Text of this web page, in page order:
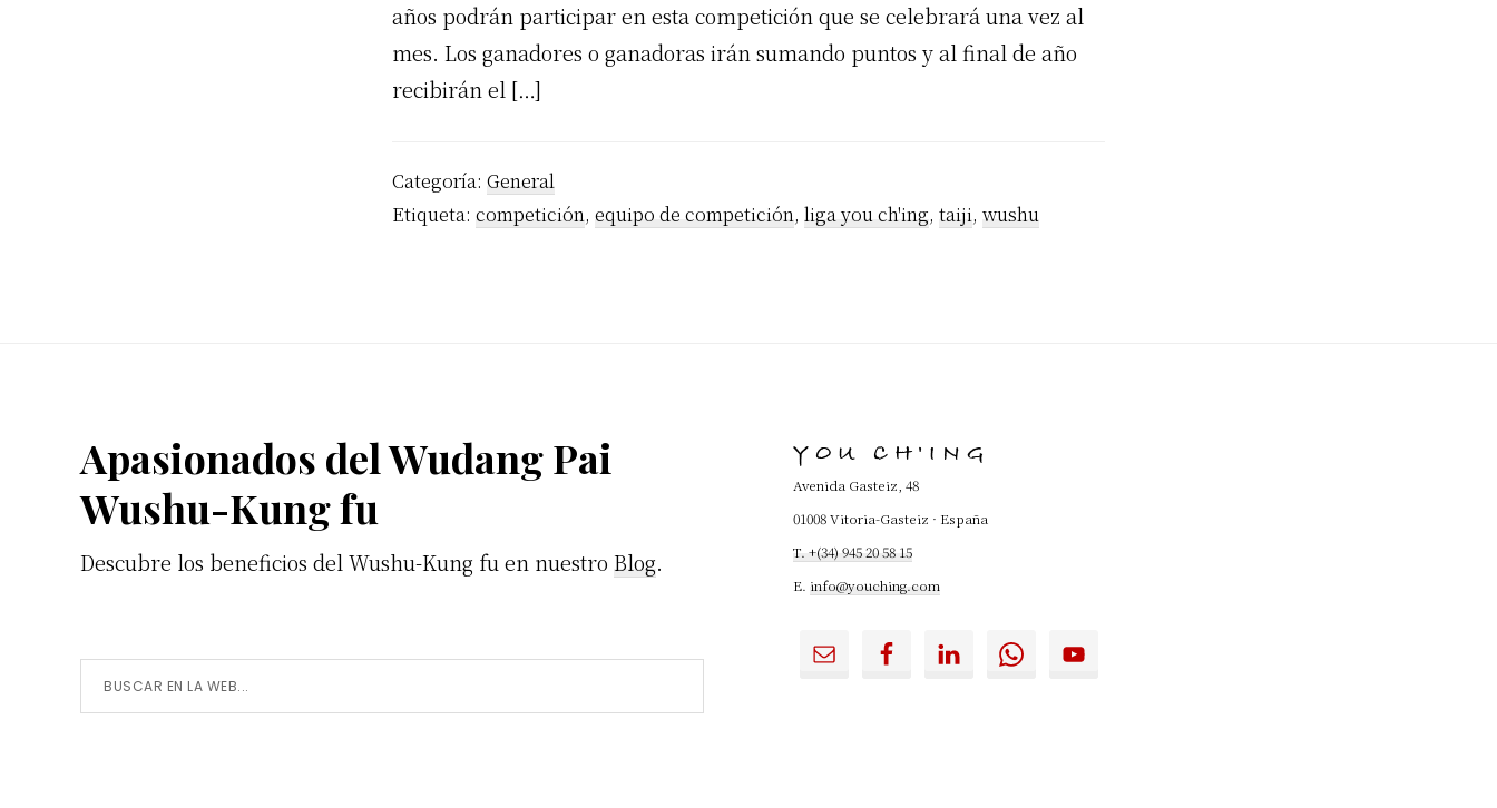
años podrán participar en esta competición que se celebrará una vez al
mes. Los ganadores o ganadoras irán sumando puntos y al final de año
recibirán el […]
Categoría: General
Etiqueta: competición, equipo de competición, liga you ch'ing, taiji, wushu
FooterApasionados del Wudang Pai
Wushu-Kung fu
Descubre los beneficios del Wushu-Kung fu en nuestro Blog.
Buscar
en
YOU CH'ING
Avenida Gasteiz, 48
01008 Vitoria-Gasteiz · España
T. +(34) 945 20 58 15
E. info@youching.com